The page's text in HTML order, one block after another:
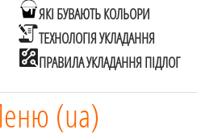
ЯКІ БУВАЮТЬ КОЛЬОРИ
ТЕХНОЛОГІЯ УКЛАДАННЯ
ПРАВИЛА УКЛАДАННЯ ПІДЛОГ
(ua)